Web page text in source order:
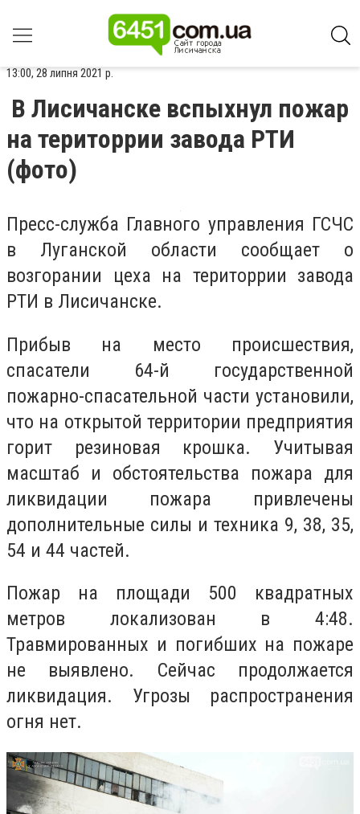
13:00, 28 липня 2021 р.
В Лисичанске вспыхнул пожар
на територрии завода РТИ
(фото)
Пресс-служба Главного управления ГСЧС
в Луганской области сообщает о
возгорании цеха на територрии завода
РТИ в Лисичанске.
Прибыв на место происшествия,
спасатели 64-й государственной
пожарно-спасательной части установили,
что на открытой территории предприятия
горит резиновая крошка. Учитывая
масштаб и обстоятельства пожара для
ликвидации пожара привлечены
дополнительные силы и техника 9, 38, 35,
54 и 44 частей.
Пожар на площади 500 квадратных
метров локализован в 4:48.
Травмированных и погибших на пожаре
не выявлено. Сейчас продолжается
ликвидация. Угрозы распространения
огня нет.